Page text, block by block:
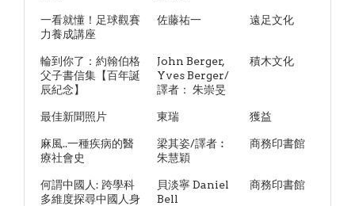
一看就懂！足球觀賽
力養成講座
佐藤祐一 遠足文化
輪到你了：約翰伯格
父子書信集【百年誕
辰紀念】
John Berger,
Yves Berger/
譯者： 朱崇旻
積木文化
最佳新聞照片 東瑞 獲益
麻風..一種疾病的醫
療社會史
梁其姿/譯者︰
朱慧穎
商務印書館
何謂中國人: 跨學科
多維度探尋中國人身
貝淡寧 Daniel
Bell
商務印書館